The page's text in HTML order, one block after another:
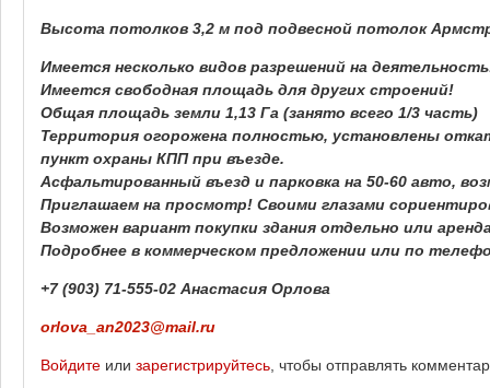
Высота потолков 3,2 м под подвесной потолок
Имеется несколько видов разрешений на
Имеется свободная площадь для других строений!
Общая площадь земли 1,13 Га (занято всего 1/3 часть)
Территория огорожена полностью, установлены
пункт охраны КПП при въезде.
Асфальтированный въезд и парковка на 50-60 авто,
Приглашаем на просмотр! Своими глазами
Возможен вариант покупки здания отдельно или
Подробнее в коммерческом предложении или по
+7 (903) 71-555-02 Анастасия Орлова
orlova_an2023@mail.ru
Войдите или зарегистрируйтесь , чтобы отправлять